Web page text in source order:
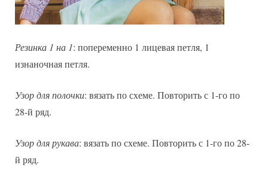
Резинка 1 на 1: попеременно 1 лицевая петля, 1
изнаночная петля.
Узор для полочки: вязать по схеме. Повторить с 1-го по
28-й ряд.
Узор для рукава: вязать по схеме. Повторить с 1-го по 28-
й ряд.